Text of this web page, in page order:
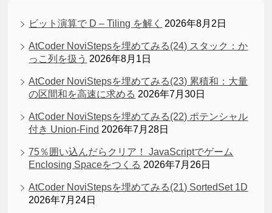
ビット演算で D – Tiling を解く 2026年8月2日
AtCoder NoviStepsを埋めてみる(24) スタック：か
っこ列を扱う 2026年8月1日
AtCoder NoviStepsを埋めてみる(23) 累積和：大量
の区間和を高速に求める 2026年7月30日
AtCoder NoviStepsを埋めてみる(22) ポテンシャル
付き Union-Find 2026年7月28日
75％囲い込んだらクリア！ JavaScriptでゲーム
Enclosing Spaceをつくる 2026年7月26日
AtCoder NoviStepsを埋めてみる(21) SortedSet 1D
2026年7月24日